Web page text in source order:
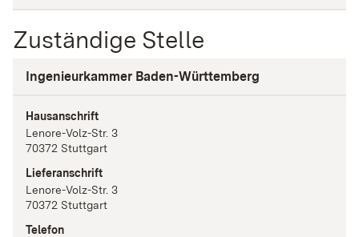
Zuständige Stelle
Ingenieurkammer Baden-Württemberg
Hausanschrift
Lenore-Volz-Str. 3
70372 Stuttgart
Lieferanschrift
Lenore-Volz-Str. 3
70372 Stuttgart
Telefon